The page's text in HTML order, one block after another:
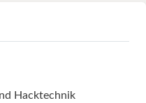
Hacktechnik